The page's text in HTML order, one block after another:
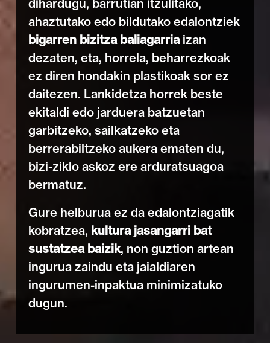
dihardugu, barrutian itzulitako,
ahaztutako edo bildutako edalontziek
bigarren bizitza baliagarria izan
dezaten, eta, horrela, beharrezkoak
ez diren hondakin plastikoak sor ez
daitezen. Lankidetza horrek beste
ekitaldi edo jarduera batzuetan
garbitzeko, sailkatzeko eta
berrerabiltzeko aukera ematen du,
bizi-ziklo askoz ere arduratsuagoa
bermatuz.
Gure helburua ez da edalontziagatik
kobratzea, kultura jasangarri bat
sustatzea baizik, non guztion artean
ingurua zaindu eta jaialdiaren
ingurumen-inpaktua minimizatuko
dugun.